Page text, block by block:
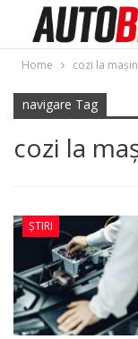
Home cozi la
navigare Tag
cozi la
ȘTIRI